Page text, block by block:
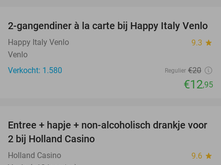
35%
2-gangendiner à la carte bij Happy Italy Venlo
Happy Italy Venlo 9.3 star
Venlo
Verkocht: 1.580
Regulier €20
€12,95
52%
Entree + hapje + non-alcoholisch drankje voor
2 bij Holland Casino
Holland Casino 9.6 star